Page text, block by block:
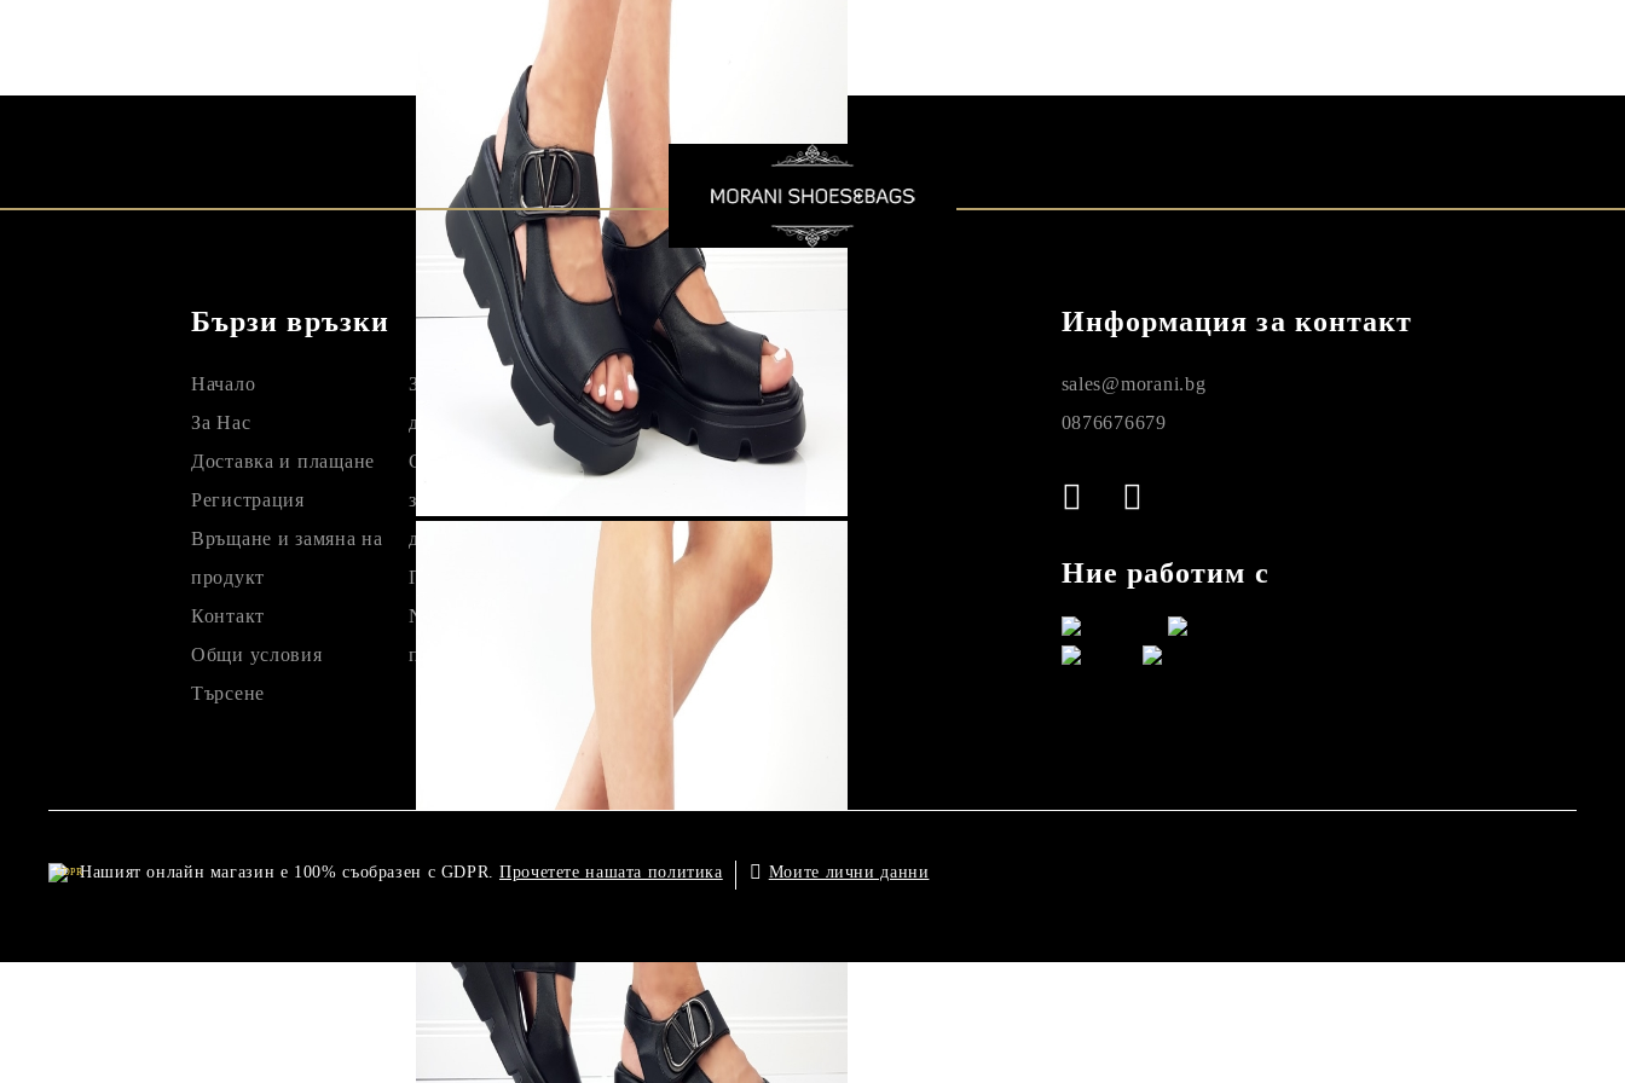
Бързи връзки
Начало
За Нас
Доставка и плащане
Регистрация
Връщане и замяна на
продукт
Контакт
Общи условия
Търсене
Защита на личните
данни
GDPR политика за
защита на личните
данни
Плащане с карта
NEW PAY Купи сега,
плати по- късно!
Информация за контакт
sales@morani.bg
0876676679
Ние работим с
GDPRНашият онлайн магазин е 100% съобразен с GDPR. Прочетете нашата политика Моите лични данни